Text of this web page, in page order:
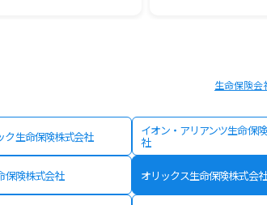
ク生命保険株式会社 イオン・アリアンツ生命保
社
保険株式会社 オリックス生命保険株式会社
生命保険会